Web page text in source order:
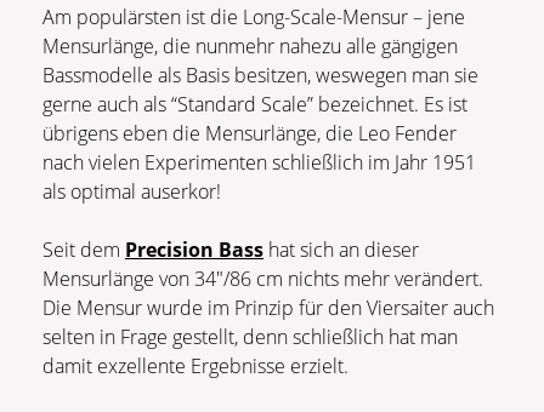
Am populärsten ist die Long-Scale-Mensur – jene
Mensurlänge, die nunmehr nahezu alle gängigen
Bassmodelle als Basis besitzen, weswegen man sie
gerne auch als “Standard Scale” bezeichnet. Es ist
übrigens eben die Mensurlänge, die Leo Fender
nach vielen Experimenten schließlich im Jahr 1951
als optimal auserkor!
Seit dem Precision Bass hat sich an dieser
Mensurlänge von 34″/86 cm nichts mehr verändert.
Die Mensur wurde im Prinzip für den Viersaiter auch
selten in Frage gestellt, denn schließlich hat man
damit exzellente Ergebnisse erzielt.